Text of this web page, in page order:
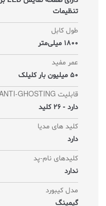
تنظیمات
طول کابل
1800 میلی‌متر
عمر مفید
50 میلیون بار کلیلک
قابلیت ANTI-GHOSTING
دارد - 26 کلید
کلید های مدیا
دارد
کلیدهای نام-پد
ندارد
مدل کیبورد
گیمینگ